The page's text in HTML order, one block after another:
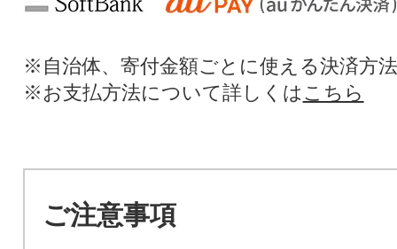
※自治体、寄付金額ごとに使える決済方
※お支払方法について詳しくは こちら
ご注意事項